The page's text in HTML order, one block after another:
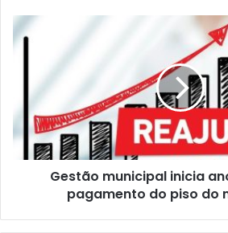
a
2
o
s
r
G
e
u
Gestão municipal inicia
pagamento do piso do